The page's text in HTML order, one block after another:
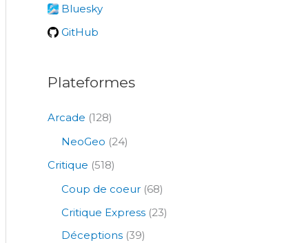
e
r
Bluesky
GitHub
Plateformes
Arcade (128)
NeoGeo (24)
Critique (518)
Coup de coeur (68)
Critique Express (23)
Déceptions (39)